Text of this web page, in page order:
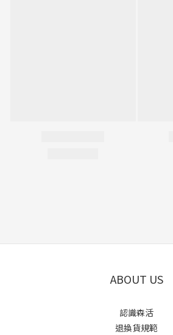
ABOUT US
認識森活
退換貨規範